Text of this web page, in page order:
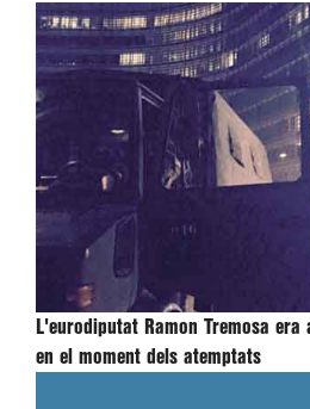
contingut
L'eurodiputat Ramon Tremosa
en el moment dels atemptats